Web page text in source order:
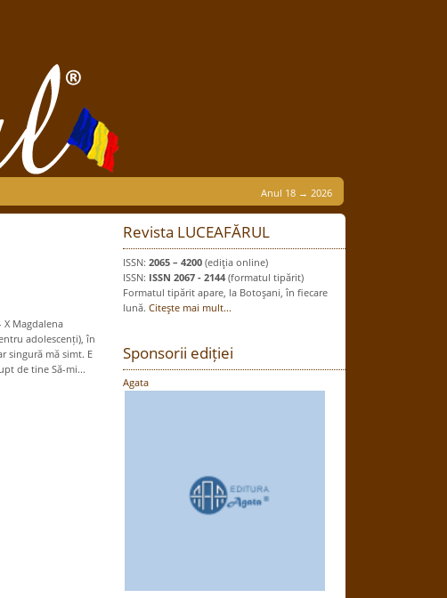
Anul 18 → 2026
Revista LUCEAFĂRUL
ISSN: 2065 – 4200(ediţia online)
ISSN: ISSN 2067 - 2144(formatul tipărit)
Formatul tipărit apare, la Botoşani, în fiecare
lună. Citeşte mai mult...
Sponsorii ediției
Agata
X Magdalena
adolescenți), în
singură mă simt. E
de tine Să-mi...